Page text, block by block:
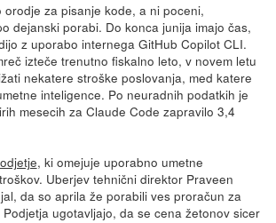
za pisanje kode, a ni poceni,
dejanski porabi. Do konca junija imajo čas,
z uporabo internega GitHub Copilot CLI.
izteče trenutno fiskalno leto, v novem letu
nekatere stroške poslovanja, med katere
inteligence. Po neuradnih podatkih je
mesecih za Claude Code zapravilo 3,4
, ki omejuje uporabno umetne
Uberjev tehnični direktor Praveen
da so aprila že porabili ves proračun za
ugotavljajo, da se cena žetonov sicer